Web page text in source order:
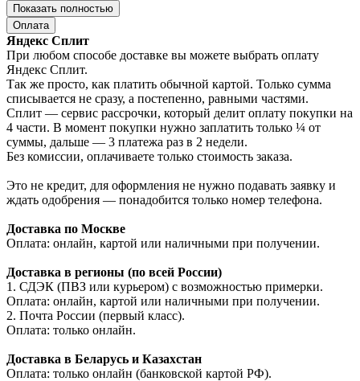
Показать полностью
Оплата
Яндекс Сплит
При любом способе доставке вы можете выбрать оплату
Яндекс Сплит.
Так же просто, как платить обычной картой. Только сумма
списывается не сразу, а постепенно, равными частями.
Сплит — сервис рассрочки, который делит оплату покупки на
4 части. В момент покупки нужно заплатить только ¼ от
суммы, дальше — 3 платежа раз в 2 недели.
Без комиссии, оплачиваете только стоимость заказа.
Это не кредит, для оформления не нужно подавать заявку и
ждать одобрения — понадобится только номер телефона.
Доставка по Москве
Оплата: онлайн, картой или наличными при получении.
Доставка в регионы (по всей России)
1. СДЭК (ПВЗ или курьером) с возможностью примерки.
Оплата: онлайн, картой или наличными при получении.
2. Почта России (первый класс).
Оплата: только онлайн.
Доставка в Беларусь и Казахстан
Оплата: только онлайн (банковской картой РФ).